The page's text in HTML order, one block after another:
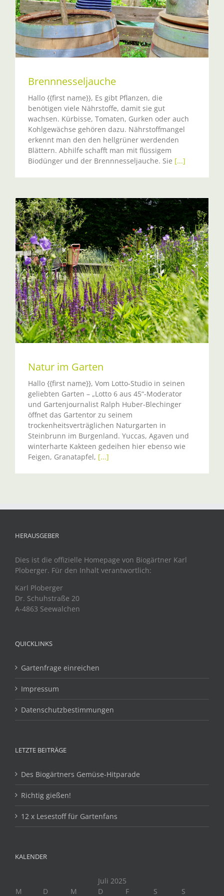
Brennnesseljauche
Hallo {{first name}}, Es gibt Pflanzen, die
benötigen viele Nährstoffe, damit sie gut
wachsen. Kürbisse, Tomaten, Gurken oder auch
Kohlgewächse gehören dazu. Nährstoffmangel
erkennt man den den hellgrüner werdenden
Blättern. Abhilfe schafft man mit flüssigem
Biodünger und der Brennnesseljauche. Sie [...]
Natur im Garten
Hallo {{first name}}, Vom Lotto-Studio in seinen
geliebten Garten – „Lotto 6 aus 45“-Moderator
und Gartenjournalist Ralph Huber-Blechinger
öffnet das Gartentor zu seinem
trockenheitsverträglichen Naturgarten in
Steinbrunn im Burgenland. Yuccas, Agaven und
winterharte Kakteen gedeihen hier ebenso wie
Feigen, Granatapfel, [...]
HERAUSGEBER
Dies ist die offizielle Homepage von Biogärtner Karl
Ploberger. Für den Inhalt verantwortlich:
Karl Ploberger
Dr. Schuhstraße 20
A-4863 Seewalchen
QUICKLINKS
Gartenfrage einreichen
Impressum
Datenschutzbestimmungen
LETZTE BEITRÄGE
Des Biogärtners Gemüse-Hitparade
Richtig gießen!
12 x Lesestoff für Gartenfans
KALENDER
Juli 2025
M
D M D F S S